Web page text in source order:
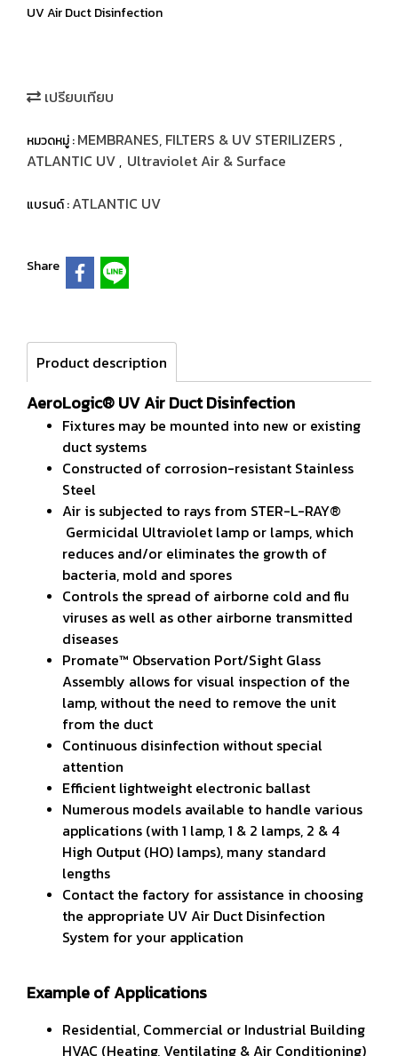
UV Air Duct Disinfection
เปรียบเทียบ
หมวดหมู่ :MEMBRANES, FILTERS & UV STERILIZERS ,
ATLANTIC UV, Ultraviolet Air & Surface
แบรนด์ :ATLANTIC UV
Share
Product description
AeroLogic® UV Air Duct Disinfection
Fixtures may be mounted into new or existing
duct systems
Constructed of corrosion-resistant Stainless
Steel
Air is subjected to rays from STER-L-RAY®
Germicidal Ultraviolet lamp or lamps, which
reduces and/or eliminates the growth of
bacteria, mold and spores
Controls the spread of airborne cold and flu
viruses as well as other airborne transmitted
diseases
Promate™ Observation Port/Sight Glass
Assembly allows for visual inspection of the
lamp, without the need to remove the unit
from the duct
Continuous disinfection without special
attention
Efficient lightweight electronic ballast
Numerous models available to handle various
applications (with 1 lamp, 1 & 2 lamps, 2 & 4
High Output (HO) lamps), many standard
lengths
Contact the factory for assistance in choosing
the appropriate UV Air Duct Disinfection
System for your application
Example of Applications
Residential, Commercial or Industrial Building
HVAC (Heating, Ventilating & Air Conditioning)